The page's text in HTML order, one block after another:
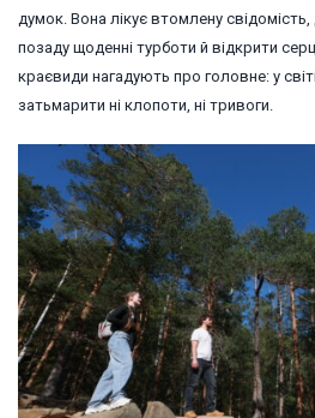
думок. Вона лікує втомлену
позаду щоденні турботи й відкрити
краєвиди нагадують про головне: у
затьмарити ні клопоти, ні тривоги.